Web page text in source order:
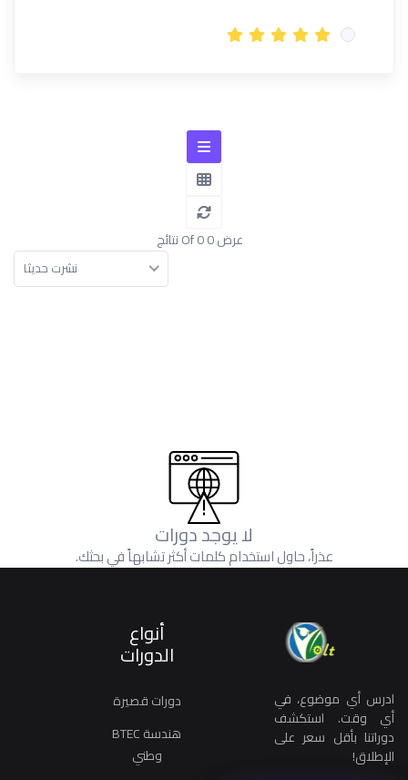
عرض 0 Of 0 نتائج
نشرت حديثا
لا يوجد دورات
عذراً، حاول استخدام كلمات أكثر تشابهاً في بحثك.
ادرس أي موضوع، في
أي وقت. استكشف
دوراتنا بأقل سعر على
الإطلاق!
أنواع
الدورات
دورات قصيرة
هندسة BTEC
وطني